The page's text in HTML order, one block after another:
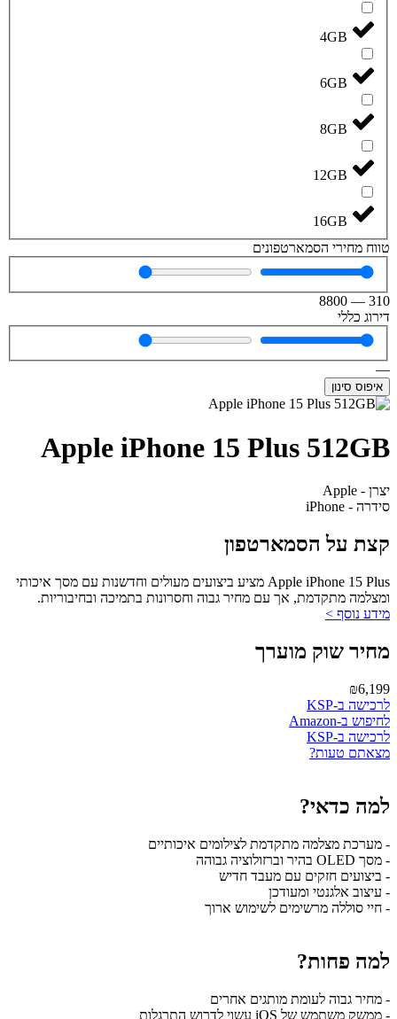
4GB
6GB
8GB
12GB
16GB
טווח מחירי הסמארטפונים
310
—
8800
דירוג כללי
—
איפוס סינון
Apple iPhone 15 Plus 512GB
יצרן - Apple
סידרה - iPhone
קצת על הסמארטפון
Apple iPhone 15 Plus מציע ביצועים מעולים וחדשנות עם מסך איכותי
ומצלמה מתקדמת, אך עם מחיר גבוה וחסרונות בתמיכה ובחיבוריות.
מידע נוסף >
מחיר שוק מוערך
₪6,199
לרכישה ב-KSP
לחיפוש ב-Amazon
לרכישה ב-KSP
מצאתם טעות?
למה כדאי?
- מערכת מצלמה מתקדמת לצילומים איכותיים
- מסך OLED בהיר וברזולוציה גבוהה
- ביצועים חזקים עם מעבד חדיש
- עיצוב אלגנטי ומעודכן
- חיי סוללה מרשימים לשימוש ארוך
למה פחות?
- מחיר גבוה לעומת מותגים אחרים
- ממשק משתמש של iOS עשוי לדרוש התרגלות